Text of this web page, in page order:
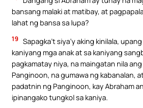
bansang malaki at matibay, at
lahat ng bansa sa lupa?
19 Sapagka’t siya’y aking kinilala,
kaniyang mga anak at sa kaniyang
pagkamatay niya, na maingatan nila
Panginoon, na gumawa ng kabanalan,
padatnin ng Panginoon, kay Abraham
ipinangako tungkol sa kaniya.